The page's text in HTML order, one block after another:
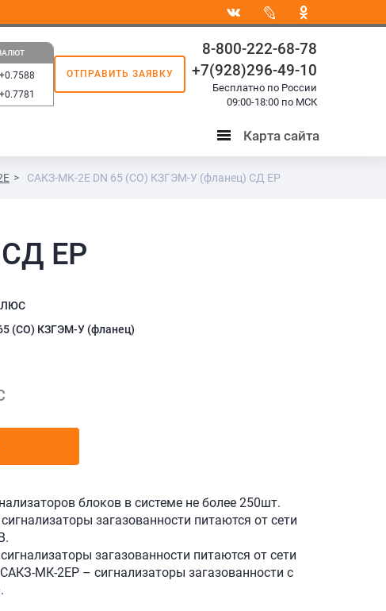
+0.7588
+0.7781
ОТПРАВИТЬ ЗАЯВКУ
8-800-222-68-78
+7(928)296-49-10
Бесплатно по России
09:00-18:00 по МСК
Карта
сайта
Карта сайта
САКЗ-МК-2Е DN 65 (СО) КЗГЭМ-У (фланец) СД ЕР
ЕР
(СО) КЗГЭМ-У (фланец)
блоков в системе не более 250шт.
загазованности питаются от сети
загазованности питаются от сети
МК-2ЕР – сигнализаторы загазованности с